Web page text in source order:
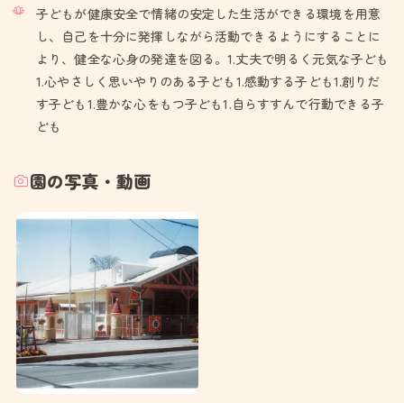
子どもが健康安全で情緒の安定した生活ができる環境を用意
し、自己を十分に発揮しながら活動できるようにすることに
より、健全な心身の発達を図る。1.丈夫で明るく元気な子ども
1.心やさしく思いやりのある子ども1.感動する子ども1.創りだ
す子ども1.豊かな心をもつ子ども1.自らすすんで行動できる子
ども
園の写真・動画